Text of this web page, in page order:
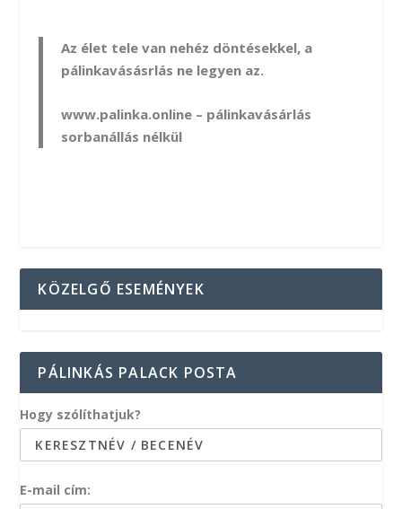
Az élet tele van nehéz döntésekkel, a
pálinkavásásrlás ne legyen az.
www.palinka.online– pálinkavásárlás
sorbanállás nélkül
KÖZELGŐ ESEMÉNYEK
PÁLINKÁS PALACK POSTA
Hogy szólíthatjuk?
E-mail cím: